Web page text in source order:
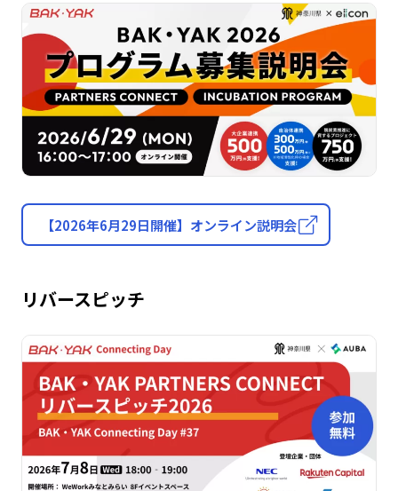
【2026年6月29日開催】オンライン説明会
リバースピッチ